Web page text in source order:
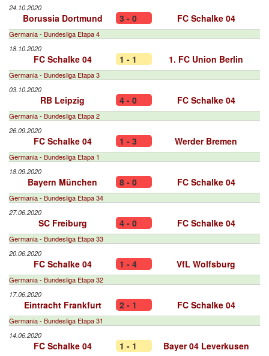
24.10.2020
Borussia Dortmund 3 - 0 FC Schalke 04
Germania - Bundesliga Etapa 4
18.10.2020
FC Schalke 04 1 - 1 1. FC Union Berlin
Germania - Bundesliga Etapa 3
03.10.2020
RB Leipzig 4 - 0 FC Schalke 04
Germania - Bundesliga Etapa 2
26.09.2020
FC Schalke 04 1 - 3 Werder Bremen
Germania - Bundesliga Etapa 1
18.09.2020
Bayern München 8 - 0 FC Schalke 04
Germania - Bundesliga Etapa 34
27.06.2020
SC Freiburg 4 - 0 FC Schalke 04
Germania - Bundesliga Etapa 33
20.06.2020
FC Schalke 04 1 - 4 VfL Wolfsburg
Germania - Bundesliga Etapa 32
17.06.2020
Eintracht Frankfurt 2 - 1 FC Schalke 04
Germania - Bundesliga Etapa 31
14.06.2020
FC Schalke 04 1 - 1 Bayer 04 Leverkusen